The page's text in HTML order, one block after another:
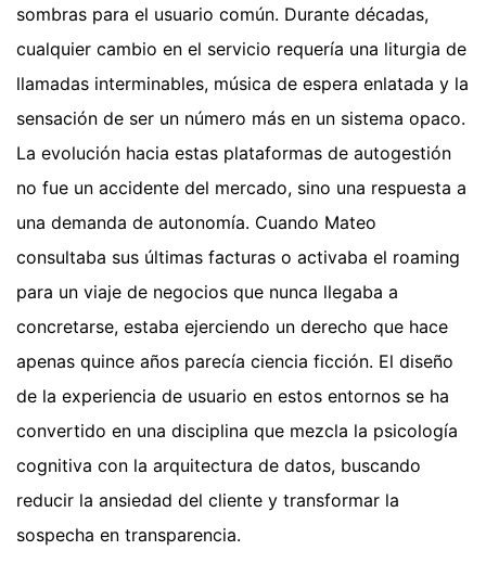
sombras para el usuario común. Durante décadas,
cualquier cambio en el servicio requería una liturgia de
llamadas interminables, música de espera enlatada y la
sensación de ser un número más en un sistema opaco.
La evolución hacia estas plataformas de autogestión
no fue un accidente del mercado, sino una respuesta a
una demanda de autonomía. Cuando Mateo
consultaba sus últimas facturas o activaba el roaming
para un viaje de negocios que nunca llegaba a
concretarse, estaba ejerciendo un derecho que hace
apenas quince años parecía ciencia ficción. El diseño
de la experiencia de usuario en estos entornos se ha
convertido en una disciplina que mezcla la psicología
cognitiva con la arquitectura de datos, buscando
reducir la ansiedad del cliente y transformar la
sospecha en transparencia.